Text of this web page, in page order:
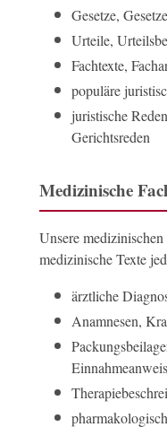
Gesetze,
Urteile,
Fachtexte,
populäre
juristische
Gerichtsreden
Medizinische
Unsere medizinischen
medizinische Texte
ärztliche
Anamnesen,